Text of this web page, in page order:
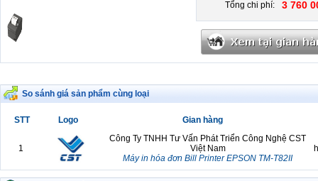
Tổng chi phí:
3 760
So sánh giá sản phẩm cùng loại
STT Logo Gian hàng
1
Công Ty TNHH Tư Vấn Phát Triển Công Nghệ CST
Việt Nam
Máy in hóa đơn Bill Printer EPSON TM-T82II